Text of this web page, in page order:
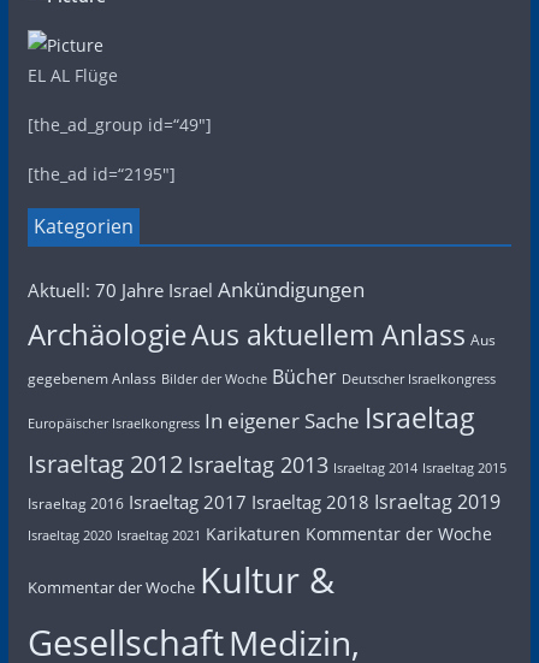
EL AL Flüge
[the_ad_group id=“49″]
[the_ad id=“2195″]
Kategorien
Aktuell: 70 Jahre Israel Ankündigungen
ArchäologieAus aktuellem Anlass Aus
gegebenem Anlass Bilder der Woche Bücher Deutscher Israelkongress
Europäischer Israelkongress In eigener Sache Israeltag
Israeltag 2012 Israeltag 2013 Israeltag 2014 Israeltag 2015
Israeltag 2016 Israeltag 2017 Israeltag 2018 Israeltag 2019
Israeltag 2020 Israeltag 2021 Karikaturen Kommentar der Woche
Kommentar der Woche Kultur &
GesellschaftMedizin,